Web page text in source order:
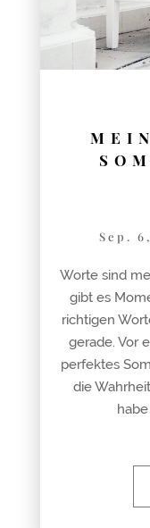
Sep.
Worte sind
gibt es
richtigen
gerade. Vor
perfektes
die